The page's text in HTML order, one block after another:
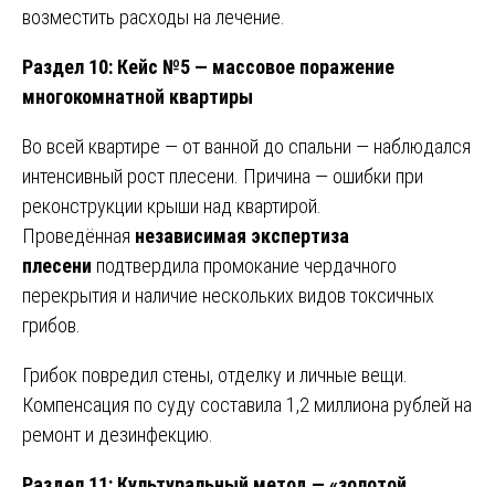
возместить расходы на лечение.
Раздел 10: Кейс №5 — массовое поражение
многокомнатной квартиры
Во всей квартире — от ванной до спальни — наблюдался
интенсивный рост плесени. Причина — ошибки при
реконструкции крыши над квартирой.
Проведённая независимая экспертиза
плесени подтвердила промокание чердачного
перекрытия и наличие нескольких видов токсичных
грибов.
Грибок повредил стены, отделку и личные вещи.
Компенсация по суду составила 1,2 миллиона рублей на
ремонт и дезинфекцию.